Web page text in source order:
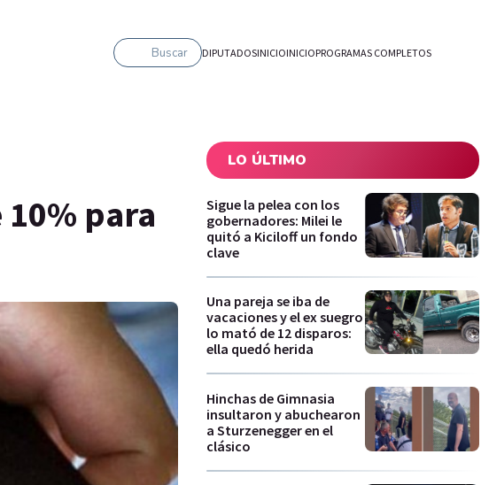
Buscar DIPUTADOSINICIOINICIOPROGRAMAS COMPLETOS
para
LO ÚLTIMO
Sigue la pelea con los
gobernadores: Milei le
quitó a Kiciloff un fondo
clave
Una pareja se iba de
vacaciones y el ex suegro
lo mató de 12 disparos:
ella quedó herida
Hinchas de Gimnasia
insultaron y abuchearon
a Sturzenegger en el
clásico